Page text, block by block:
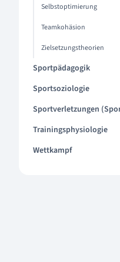
Selbstoptimierung
Teamkohäsion
Zielsetzungstheorien
Sportpädagogik
Sportsoziologie
Sportverletzungen
Trainingsphysiologie
Wettkampf